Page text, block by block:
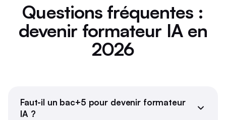
Questions fréquentes :
devenir formateur IA en
2026
Faut-il un bac+5 pour devenir formateur
IA ?